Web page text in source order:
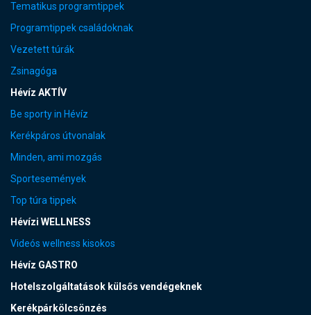
Tematikus programtippek
Programtippek családoknak
Vezetett túrák
Zsinagóga
Hévíz AKTÍV
Be sporty in Hévíz
Kerékpáros útvonalak
Minden, ami mozgás
Sportesemények
Top túra tippek
Hévízi WELLNESS
Videós wellness kisokos
Hévíz GASTRO
Hotelszolgáltatások külsős vendégeknek
Kerékpárkölcsönzés